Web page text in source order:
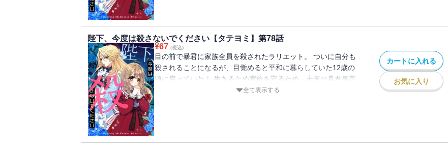
陛下、今度は殺さないでください【タテヨミ】第78話
¥67 (税込)
目の前で暴君に家族全員を殺されたラリエット。 ついに自分も
殺されることになるが、目覚めると平和に暮らしていた12歳の
頃に戻っていた！ 生きるため家族を守るため、未来の暴君皇帝
ルペルトの侍女になることを決意し家を出る。 でもこの時のル
全て表示する
カートに入れる
お気に入り